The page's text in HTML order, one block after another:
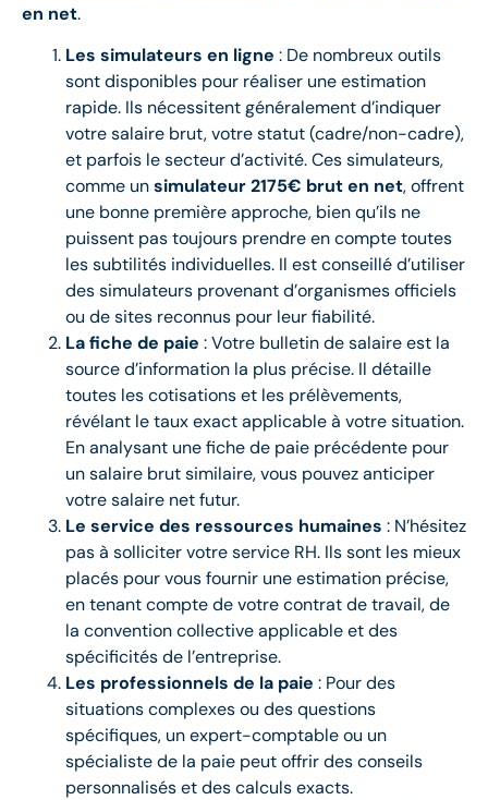
en net.
Les simulateurs en ligne : De nombreux outils
sont disponibles pour réaliser une estimation
rapide. Ils nécessitent généralement d’indiquer
votre salaire brut, votre statut (cadre/non-cadre),
et parfois le secteur d’activité. Ces simulateurs,
comme unsimulateur 2175€ brut en net, offrent
une bonne première approche, bien qu’ils ne
puissent pas toujours prendre en compte toutes
les subtilités individuelles. Il est conseillé d’utiliser
des simulateurs provenant d’organismes officiels
ou de sites reconnus pour leur fiabilité.
La fiche de paie : Votre bulletin de salaire est la
source d’information la plus précise. Il détaille
toutes les cotisations et les prélèvements,
révélant le taux exact applicable à votre situation.
En analysant une fiche de paie précédente pour
un salaire brut similaire, vous pouvez anticiper
votre salaire net futur.
Le service des ressources humaines : N’hésitez
pas à solliciter votre service RH. Ils sont les mieux
placés pour vous fournir une estimation précise,
en tenant compte de votre contrat de travail, de
la convention collective applicable et des
spécificités de l’entreprise.
Les professionnels de la paie : Pour des
situations complexes ou des questions
spécifiques, un expert-comptable ou un
spécialiste de la paie peut offrir des conseils
personnalisés et des calculs exacts.